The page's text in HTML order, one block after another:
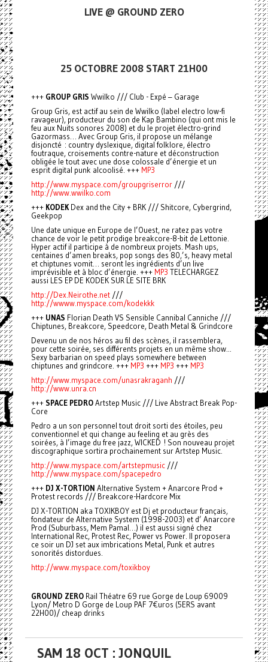
LIVE @ GROUND ZERO
25 OCTOBRE 2008 START 21H00
+++ GROUP GRIS Wwilko /// Club - Expé – Garage
Group Gris, est actif au sein de Wwilko (label electro low-fi
ravageur), producteur du son de Kap Bambino (qui ont mis le
feu aux Nuits sonores 2008) et du le projet électro-grind
Gazormass… Avec Group Gris, il propose un mélange
disjoncté : country dyslexique, digital folklore, électro
foutraque, croisements contre-nature et déconstruction
obligée le tout avec une dose colossale d’énergie et un
esprit digital punk alcoolisé. +++ MP3
http://www.myspace.com/groupgriserror///
http://www.wwilko.com
+++ KODEKDex and the City + BRK /// Shitcore, Cybergrind,
Geekpop
Une date unique en Europe de l’Ouest, ne ratez pas votre
chance de voir le petit prodige breakcore-8-bit de Lettonie.
Hyper actif il participe à de nombreux projets. Mash ups,
centaines d’amen breaks, pop songs des 80,’s, heavy metal
et chiptunes vomit… seront les ingrédients d’un live
imprévisible et à bloc d’énergie. +++ MP3 TELECHARGEZ
aussi LES EP DE KODEK SUR LE SITE BRK
http://Dex.Neirothe.net///
http://wwww.myspace.com/kodekkk
+++ UNAS Florian Death VS Sensible Cannibal Canniche ///
Chiptunes, Breakcore, Speedcore, Death Metal & Grindcore
Devenu un de nos héros au fil des scènes, il rassemblera,
pour cette soirée, ses différents projets en un même show...
Sexy barbarian on speed plays somewhere between
chiptunes and grindcore. +++ MP3 +++ MP3 +++ MP3
http://www.myspace.com/unasrakraganh ///
http://www.unra.cn
+++ SPACE PEDROArtstep Music /// Live Abstract Break Pop-
Core
Pedro a un son personnel tout droit sorti des étoiles, peu
conventionnel et qui change au feeling et au grès des
soirées, à l’image du free jazz, WICKED ! Son nouveau projet
discographique sortira prochainement sur Artstep Music.
http://www.myspace.com/artstepmusic///
http://www.myspace.com/spacepedro
+++ DJ X-TORTION Alternative System + Anarcore Prod +
Protest records /// Breakcore-Hardcore Mix
DJ X-TORTION aka TOXIKBOY est Dj et producteur français,
fondateur de Alternative System (1998-2003) et d’ Anarcore
Prod (Suburbass, Mem Pamal…) il est aussi signé chez
International Rec, Protest Rec, Power vs Power. Il proposera
ce soir un DJ set aux imbrications Metal, Punk et autres
sonorités distordues.
http://www.myspace.com/toxikboy
GROUND ZERORail Théatre 69 rue Gorge de Loup 69009
Lyon/ Metro D Gorge de Loup PAF 7€uros (5ERS avant
22H00)/ cheap drinks
SAM 18 OCT : JONQUIL